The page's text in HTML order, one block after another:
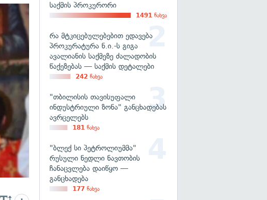
საქმის პროკურორი
1491 ნახვა
რა მტკიცებულებებით ედავება
პროკურატურა ნ.ი.-ს გიგა
ავალიანის საქმეზე ძალადობის
წაქეზებას — საქმის დეტალები
242 ნახვა
"თბილისის თავისუფალი
ინდუსტრიული ზონა" განცხადებას
ავრცელებს
181 ნახვა
"ბლექ სი პეტროლიუმმა"
რუსული ნედლი ნავთობის
ჩანაცვლება დაიწყო —
განცხადება
177 ნახვა